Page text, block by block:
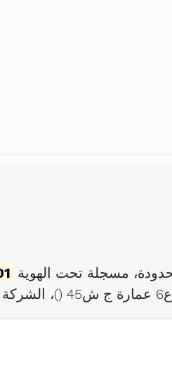
مسجلة تحت الهوية
(
)،